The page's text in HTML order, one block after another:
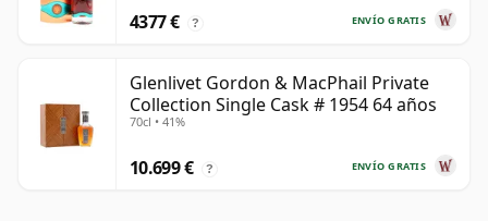
ENVÍO GRATIS
4377 € ?
Glenlivet Gordon & MacPhail Private
Collection Single Cask # 1954 64 años
70cl • 41%
ENVÍO GRATIS
10.699 € ?